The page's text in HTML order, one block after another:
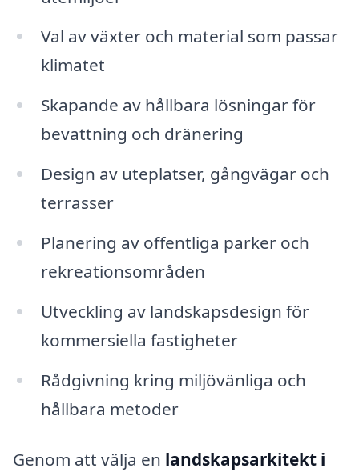
Val av växter och material som passar
klimatet
Skapande av hållbara lösningar för
bevattning och dränering
Design av uteplatser, gångvägar och
terrasser
Planering av offentliga parker och
rekreationsområden
Utveckling av landskapsdesign för
kommersiella fastigheter
Rådgivning kring miljövänliga och
hållbara metoder
Genom att välja en landskapsarkitekt i